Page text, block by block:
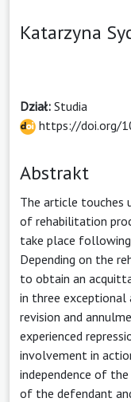
Katarzyna
Dział: Studia
https://doi.org/
Abstrakt
The article touches
of rehabilitation
take place
Depending on the
to obtain an
in three exceptional
revision and
experienced
involvement in
independence of
of the defendant